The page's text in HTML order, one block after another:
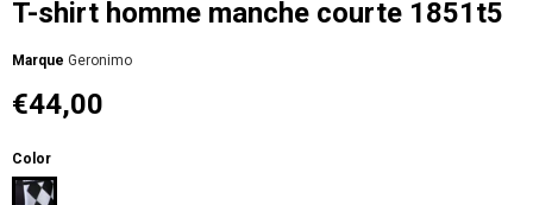
T-shirt homme manche courte 1851t5
Мarque Geronimo
€44,00
Color